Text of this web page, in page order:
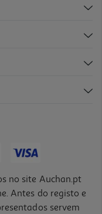
no site Auchan.pt
Antes do registo e
servem